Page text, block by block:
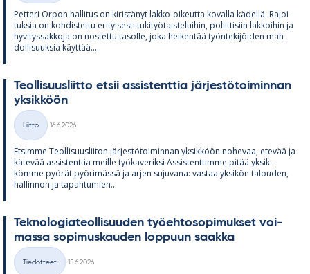
Pet­teri Or­pon hal­li­tus on ki­ris­tä­nyt lakko-oi­keutta ko­valla kä­dellä. Ra­joi­
tuk­sia on koh­dis­tettu eri­tyi­sesti tu­ki­työ­tais­te­lui­hin, po­liit­ti­siin lak­koi­hin ja
hy­vi­tys­sak­koja on nos­tettu ta­solle, joka hei­ken­tää työn­te­ki­jöi­den mah­
dol­li­suuk­sia käyt­tää...
Teol­li­suus­liitto et­sii as­sis­tent­tia jär­jes­tö­toi­min­nan
yk­sik­köön
Kategoriat
Liitto
16.6.2026
Et­simme Teol­li­suus­lii­ton jär­jes­tö­toi­min­nan yk­sik­köön no­he­vaa, ete­vää ja
kä­te­vää as­sis­tent­tia meille työ­ka­ve­riksi As­sis­tent­timme pi­tää yk­sik­
kömme pyö­rät pyö­ri­mässä ja ar­jen su­ju­vana: vas­taa yk­si­kön ta­lou­den,
hal­lin­non ja ta­pah­tu­mien...
Tek­no­lo­gia­teol­li­suu­den työ­eh­to­so­pi­muk­set voi­
massa so­pi­mus­kau­den lop­puun saakka
Kategoriat
Tiedotteet
15.6.2026